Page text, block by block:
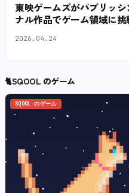
東映ゲームズがパブリッ
ナル作品でゲーム領域に挑
2026.04.24
🐈SQOOL のゲーム
SQOOL のゲーム